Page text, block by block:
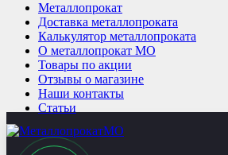
Металлопрокат
Доставка металлопроката
Калькулятор металлопроката
О металлопрокат МО
Товары по акции
Отзывы о магазине
Наши контакты
Статьи